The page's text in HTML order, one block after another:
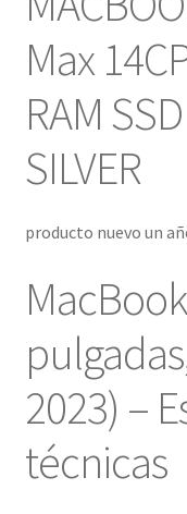
Max
RAM
SILVER
producto nuevo un
2023) –
técnicas